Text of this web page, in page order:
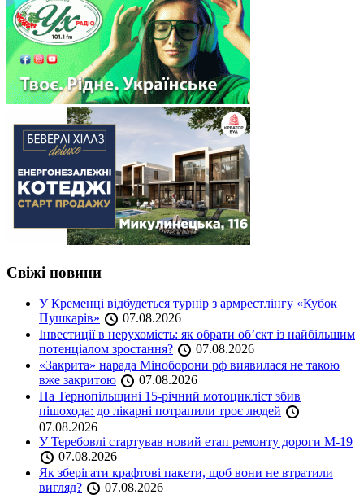
Свіжі новини
У Кременці відбудеться турнір з армрестлінгу «Кубок
Пушкарів»
07.08.2026
Інвестиції в нерухомість: як обрати об’єкт із найбільшим
потенціалом зростання?
07.08.2026
«Закрита» нарада Міноборони рф виявилася не такою
вже закритою
07.08.2026
На Тернопільщині 15-річний мотоцикліст збив
пішохода: до лікарні потрапили троє людей
07.08.2026
У Теребовлі стартував новий етап ремонту дороги М-19
07.08.2026
Як зберігати крафтові пакети, щоб вони не втратили
вигляд?
07.08.2026